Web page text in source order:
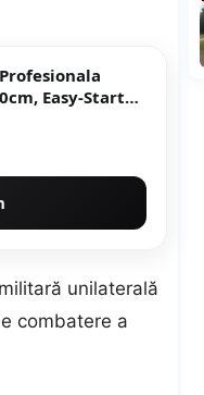
Easy-Start
unilaterală
combatere a